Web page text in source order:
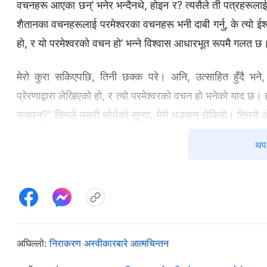
वचनहरू आएका छन्’ भनेर भन्दैनथे, होइन र? त्यसैले ती
शैतानका वचनहरूलाई परमेश्‍वरका वचनहरू भनी दाबी गर्नु, के त्यो
हो, र यो परमेश्‍वरको वचन हो’ भन्‍ने विश्‍वास आधारभूत रूपमै गलत
मेरो कुरा सकिएपछि, तिनी छक्‍क परे। अनि, उत्साहित हुँदै भने,
प्रेरणाद्वारा लेखिएको हो, र त्यो परमेश्‍वरको वचन हो भनेको याद
सक्छन्?” तिनले यसरी सोधेको सुन्दा, मेरो धड्कन रोकियो। तिनले
पाष्टरले धार्मिक धारणाहरू अङ्गालेको दशकौँ भयो—के तिनले
लेखियो त्यो तपाईंलाई पक्‍कै थाहा होला। प्रभुको स्वर्ग आरोहणको
साठी वर्षभन्दा पछि। “प्रभुको स्वर्ग आरोहणको कति वर्षपछि नयाँ
‘सम्पूर्ण धर्मशास्त्र परमेश्‍वरको प्रेरणाबाट दिइएको हो,’ भन्‍ने
अघिल्लो:निराकरण अस्वीकारबारे आत्मचिन्तन